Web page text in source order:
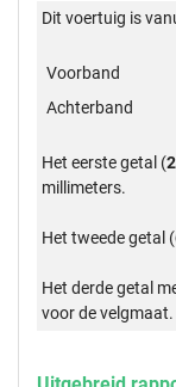
Dit voertuig is
Voorband
Achterband
Het eerste getal (
millimeters.
Het tweede getal (
Het derde getal
voor de